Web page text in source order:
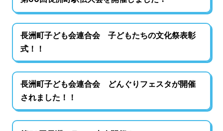
長洲町子ども会連合会 子どもたちの文化祭表彰
式！！
長洲町子ども会連合会 どんぐりフェスタが開催
されました！！